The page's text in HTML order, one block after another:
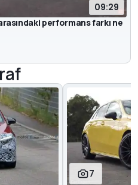
09:29
performans farkı ne
7